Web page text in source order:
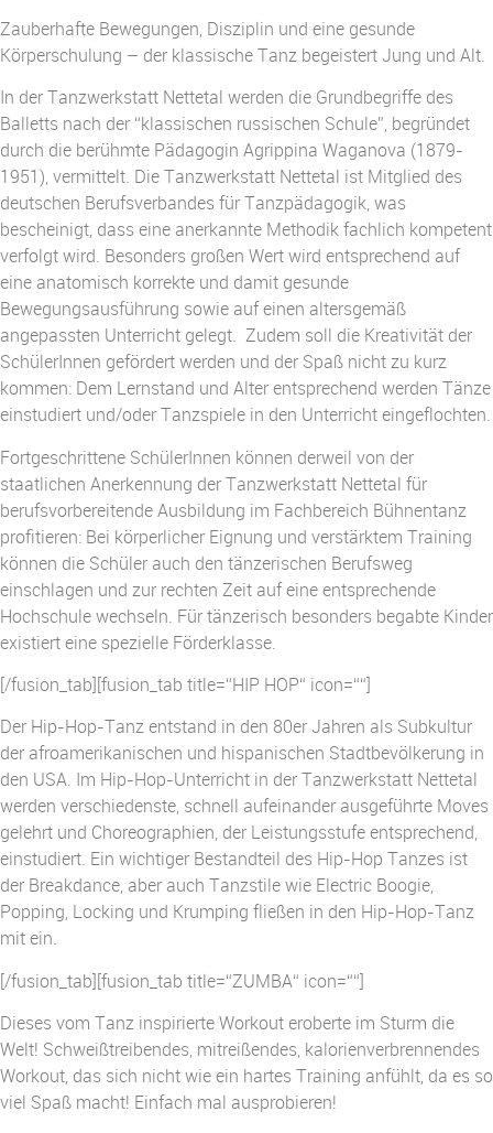
Zauberhafte Bewegungen, Disziplin und eine gesunde
Körperschulung – der klassische Tanz begeistert Jung und Alt.
In der Tanzwerkstatt Nettetal werden die Grundbegriffe des
Balletts nach der “klassischen russischen Schule”, begründet
durch die berühmte Pädagogin Agrippina Waganova (1879-
1951), vermittelt. Die Tanzwerkstatt Nettetal ist Mitglied des
deutschen Berufsverbandes für Tanzpädagogik, was
bescheinigt, dass eine anerkannte Methodik fachlich kompetent
verfolgt wird. Besonders großen Wert wird entsprechend auf
eine anatomisch korrekte und damit gesunde
Bewegungsausführung sowie auf einen altersgemäß
angepassten Unterricht gelegt. Zudem soll die Kreativität der
SchülerInnen gefördert werden und der Spaß nicht zu kurz
kommen: Dem Lernstand und Alter entsprechend werden Tänze
einstudiert und/oder Tanzspiele in den Unterricht eingeflochten.
Fortgeschrittene SchülerInnen können derweil von der
staatlichen Anerkennung der Tanzwerkstatt Nettetal für
berufsvorbereitende Ausbildung im Fachbereich Bühnentanz
profitieren: Bei körperlicher Eignung und verstärktem Training
können die Schüler auch den tänzerischen Berufsweg
einschlagen und zur rechten Zeit auf eine entsprechende
Hochschule wechseln. Für tänzerisch besonders begabte Kinder
existiert eine spezielle Förderklasse.
[/fusion_tab][fusion_tab title=“HIP HOP“ icon=““]
Der Hip-Hop-Tanz entstand in den 80er Jahren als Subkultur
der afroamerikanischen und hispanischen Stadtbevölkerung in
den USA. Im Hip-Hop-Unterricht in der Tanzwerkstatt Nettetal
werden verschiedenste, schnell aufeinander ausgeführte Moves
gelehrt und Choreographien, der Leistungsstufe entsprechend,
einstudiert. Ein wichtiger Bestandteil des Hip-Hop Tanzes ist
der Breakdance, aber auch Tanzstile wie Electric Boogie,
Popping, Locking und Krumping fließen in den Hip-Hop-Tanz
mit ein.
[/fusion_tab][fusion_tab title=“ZUMBA“ icon=““]
Dieses vom Tanz inspirierte Workout eroberte im Sturm die
Welt! Schweißtreibendes, mitreißendes, kalorienverbrennendes
Workout, das sich nicht wie ein hartes Training anfühlt, da es so
viel Spaß macht! Einfach mal ausprobieren!